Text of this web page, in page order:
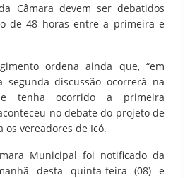
Câmara devem ser debatidos
de 48 horas entre a primeira e
ordena ainda que, “em
segunda discussão ocorrerá na
tenha ocorrido a primeira
no debate do projeto de
vereadores de Icó.
Municipal foi notificado da
desta quinta-feira (08) e